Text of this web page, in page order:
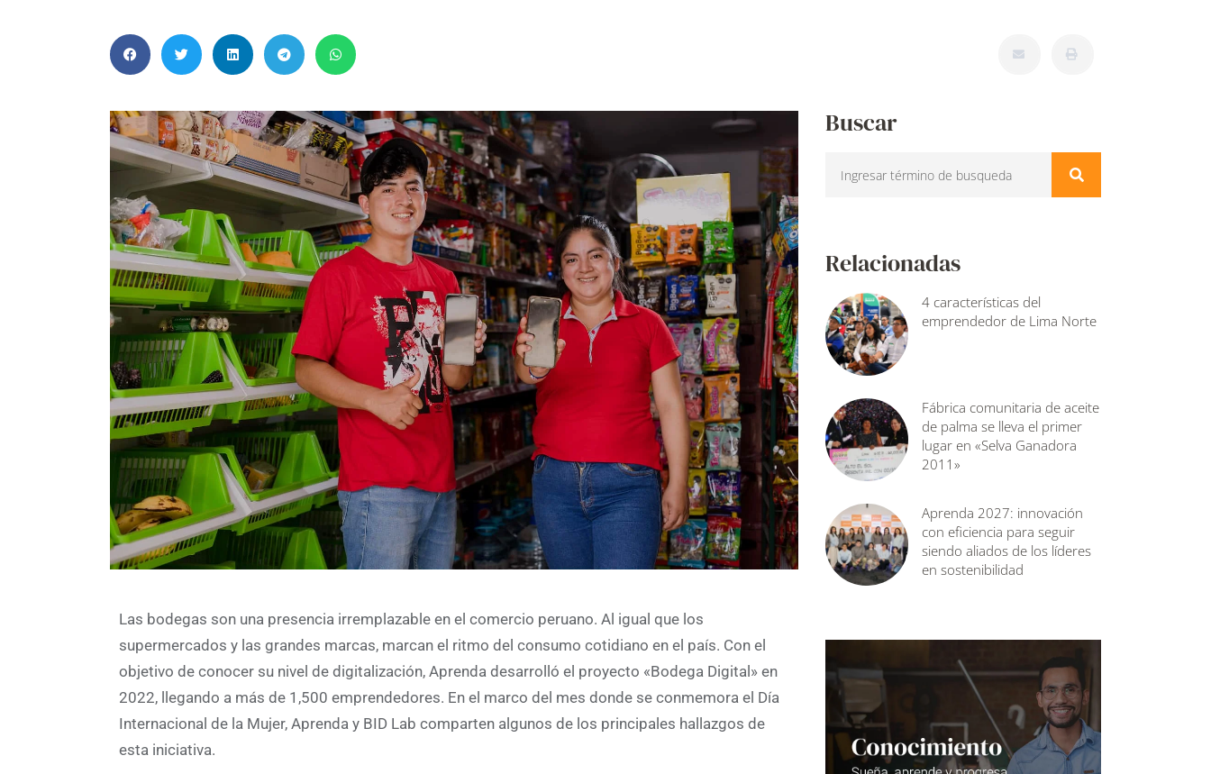
Las bodegas son una presencia irremplazable en el comercio peruano. Al igual que los
supermercados y las grandes marcas, marcan el ritmo del consumo cotidiano en el país. Con el
objetivo de conocer su nivel de digitalización, Aprenda desarrolló el proyecto «Bodega Digital» en
2022, llegando a más de 1,500 emprendedores. En el marco del mes donde se conmemora el Día
Internacional de la Mujer, Aprenda y BID Lab comparten algunos de los principales hallazgos de
esta iniciativa.
Buscar
Relacionadas
4 características del
emprendedor de Lima Norte
Fábrica comunitaria de aceite
de palma se lleva el primer
lugar en «Selva Ganadora
2011»
Aprenda 2027: innovación
con eficiencia para seguir
siendo aliados de los líderes
en sostenibilidad